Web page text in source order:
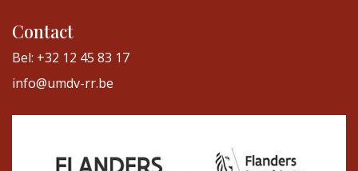
Contact
Bel: +32 12 45 83 17
info@umdv-rr.be